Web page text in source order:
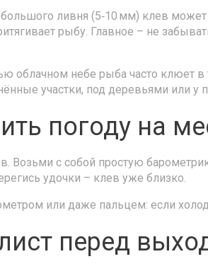
ливня (5‑10 мм) клев
рыбу. Главное – не
облачном небе рыба часто клюет
участки, под деревьями или у
погоду на
Возьми с собой простую
удочки – клев уже близко.
или даже пальцем: если
перед